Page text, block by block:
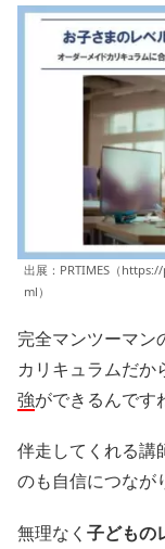
出展：PRTIMES（
ml）
完全マンツーマン
カリキュラムだか
強ができるんです
伴走してくれる講
のも自信につなが
無理なく 子どもの